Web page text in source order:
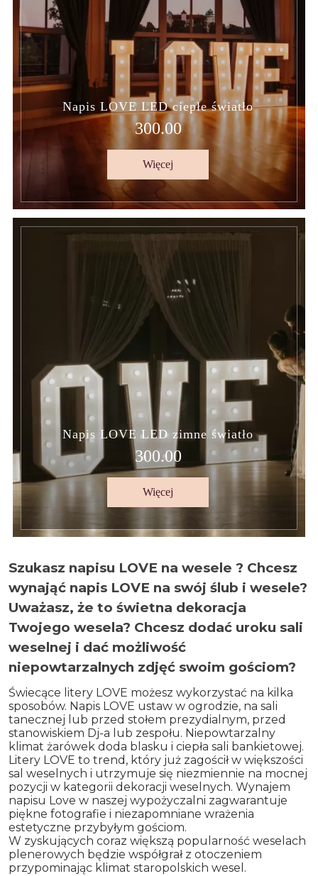
Napis LOVE LED ciepłe światło
300.00
Więcej
Napis LOVE LED zimne światło
300.00
Więcej
Szukasz napisu LOVE na wesele ? Chcesz
wynająć napis LOVE na swój ślub i wesele?
Uważasz, że to świetna dekoracja
Twojego wesela? Chcesz dodać uroku sali
weselnej i dać możliwość
niepowtarzalnych zdjęć swoim gościom?
Świecące litery LOVE możesz wykorzystać na kilka
sposobów. Napis LOVE ustaw w ogrodzie, na sali
tanecznej lub przed stołem prezydialnym, przed
stanowiskiem Dj-a lub zespołu. Niepowtarzalny
klimat żarówek doda blasku i ciepła sali bankietowej.
Litery LOVE to trend, który już zagościł w większości
sal weselnych i utrzymuje się niezmiennie na mocnej
pozycji w kategorii dekoracji weselnych. Wynajem
napisu Love w naszej wypożyczalni zagwarantuje
piękne fotografie i niezapomniane wrażenia
estetyczne przybyłym gościom.
W zyskujących coraz większą popularność weselach
plenerowych będzie współgrał z otoczeniem
przypominając klimat staropolskich wesel.